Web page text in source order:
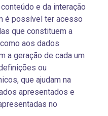
e da interação
é possível ter acesso
que constituem a
aos dados
a geração de cada um
ou
que ajudam na
apresentados e
no